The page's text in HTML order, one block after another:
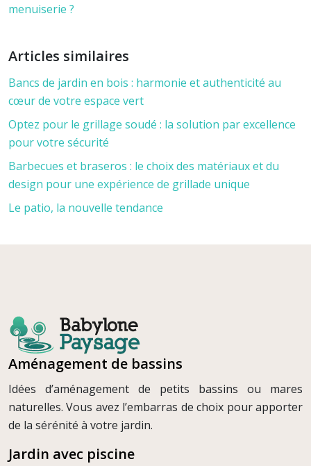
menuiserie ?
Articles similaires
Bancs de jardin en bois : harmonie et authenticité au
cœur de votre espace vert
Optez pour le grillage soudé : la solution par excellence
pour votre sécurité
Barbecues et braseros : le choix des matériaux et du
design pour une expérience de grillade unique
Le patio, la nouvelle tendance
Aménagement de bassins
Idées d’aménagement de petits bassins ou mares
naturelles. Vous avez l’embarras de choix pour apporter
de la sérénité à votre jardin.
Jardin avec piscine